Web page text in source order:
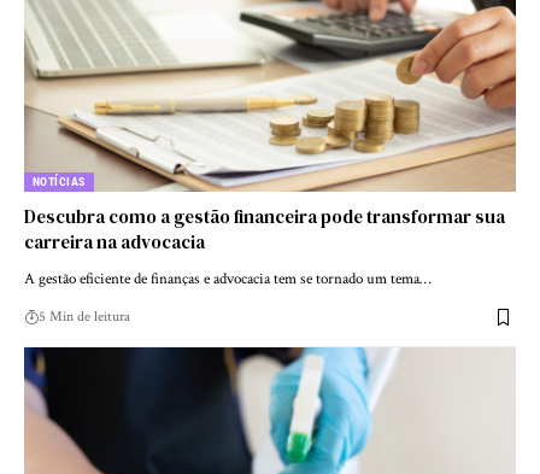
NOTÍCIAS
Descubra como a gestão financeira pode transformar sua
carreira na advocacia
A gestão eficiente de finanças e advocacia tem se tornado um tema…
5 Min de leitura